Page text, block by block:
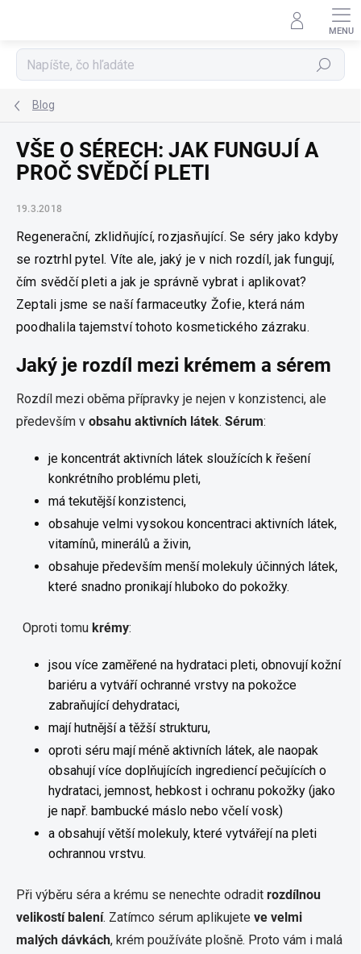
Hľadať
Blog
VŠE O SÉRECH: JAK FUNGUJÍ A
PROČ SVĚDČÍ PLETI
19.3.2018
Regenerační, zklidňující, rozjasňující. Se séry jako kdyby
se roztrhl pytel. Víte ale, jaký je v nich rozdíl, jak fungují,
čím svědčí pleti a jak je správně vybrat i aplikovat?
Zeptali jsme se naší farmaceutky Žofie, která nám
poodhalila tajemství tohoto kosmetického zázraku.
Jaký je rozdíl mezi krémem a sérem
Rozdíl mezi oběma přípravky je nejen v konzistenci, ale
především v obsahu aktivních látek. Sérum:
je koncentrát aktivních látek sloužících k řešení
konkrétního problému pleti,
má tekutější konzistenci,
obsahuje velmi vysokou koncentraci aktivních látek,
vitamínů, minerálů a živin,
obsahuje především menší molekuly účinných látek,
které snadno pronikají hluboko do pokožky.
Oproti tomu krémy:
jsou více zaměřené na hydrataci pleti, obnovují kožní
bariéru a vytváří ochranné vrstvy na pokožce
zabraňující dehydrataci,
mají hutnější a těžší strukturu,
oproti séru mají méně aktivních látek, ale naopak
obsahují více doplňujících ingrediencí pečujících o
hydrataci, jemnost, hebkost i ochranu pokožky (jako
je např. bambucké máslo nebo včelí vosk)
a obsahují větší molekuly, které vytvářejí na pleti
ochrannou vrstvu.
Při výběru séra a krému se nenechte odradit rozdílnou
velikostí balení. Zatímco sérum aplikujete ve velmi
malých dávkách, krém používáte plošně. Proto vám i malá